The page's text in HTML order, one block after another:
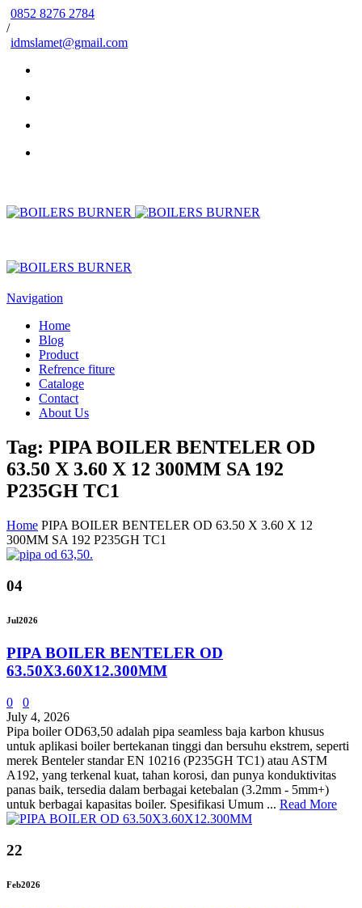
0852 8276 2784
/
idmslamet@gmail.com
Navigation
Home
Blog
Product
Refrence fiture
Cataloge
Contact
About Us
Tag: PIPA BOILER BENTELER OD
63.50 X 3.60 X 12 300MM SA 192
P235GH TC1
Home PIPA BOILER BENTELER OD 63.50 X 3.60 X 12
300MM SA 192 P235GH TC1
04
Jul2026
PIPA BOILER BENTELER OD
63.50X3.60X12.300MM
0
0
July 4, 2026
Pipa boiler OD63,50 adalah pipa seamless baja karbon khusus
untuk aplikasi boiler bertekanan tinggi dan bersuhu ekstrem, seperti
merek Benteler standar EN 10216 (P235GH TC1) atau ASTM
A192, yang terkenal kuat, tahan korosi, dan punya konduktivitas
panas baik, tersedia dalam berbagai ketebalan (3.2mm - 5mm+)
untuk berbagai kapasitas boiler. Spesifikasi Umum ... Read More
22
Feb2026